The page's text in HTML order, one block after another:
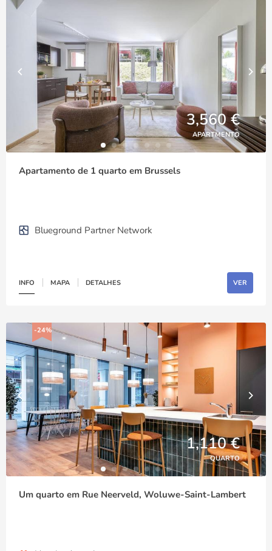
3,560 €
APARTMENTO
Apartamento de 1 quarto em Brussels
Blueground Partner Network
INFO MAPA DETALHES VER
-24%
1,110 €
QUARTO
Um quarto em Rue Neerveld, Woluwe-Saint-Lambert